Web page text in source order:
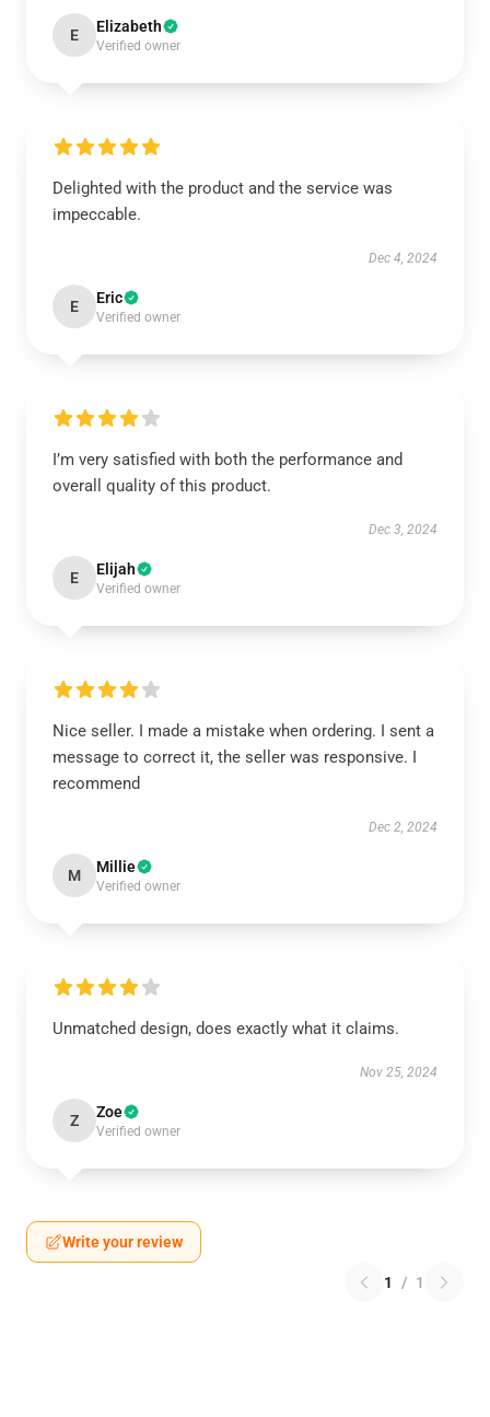
E Elizabeth
Verified owner
Delighted with the product and the service was
impeccable.
Dec 4, 2024
E Eric
Verified owner
I’m very satisfied with both the performance and
overall quality of this product.
Dec 3, 2024
E Elijah
Verified owner
Nice seller. I made a mistake when ordering. I sent a
message to correct it, the seller was responsive. I
recommend
Dec 2, 2024
M Millie
Verified owner
Unmatched design, does exactly what it claims.
Nov 25, 2024
Z Zoe
Verified owner
Write your review
1 / 1